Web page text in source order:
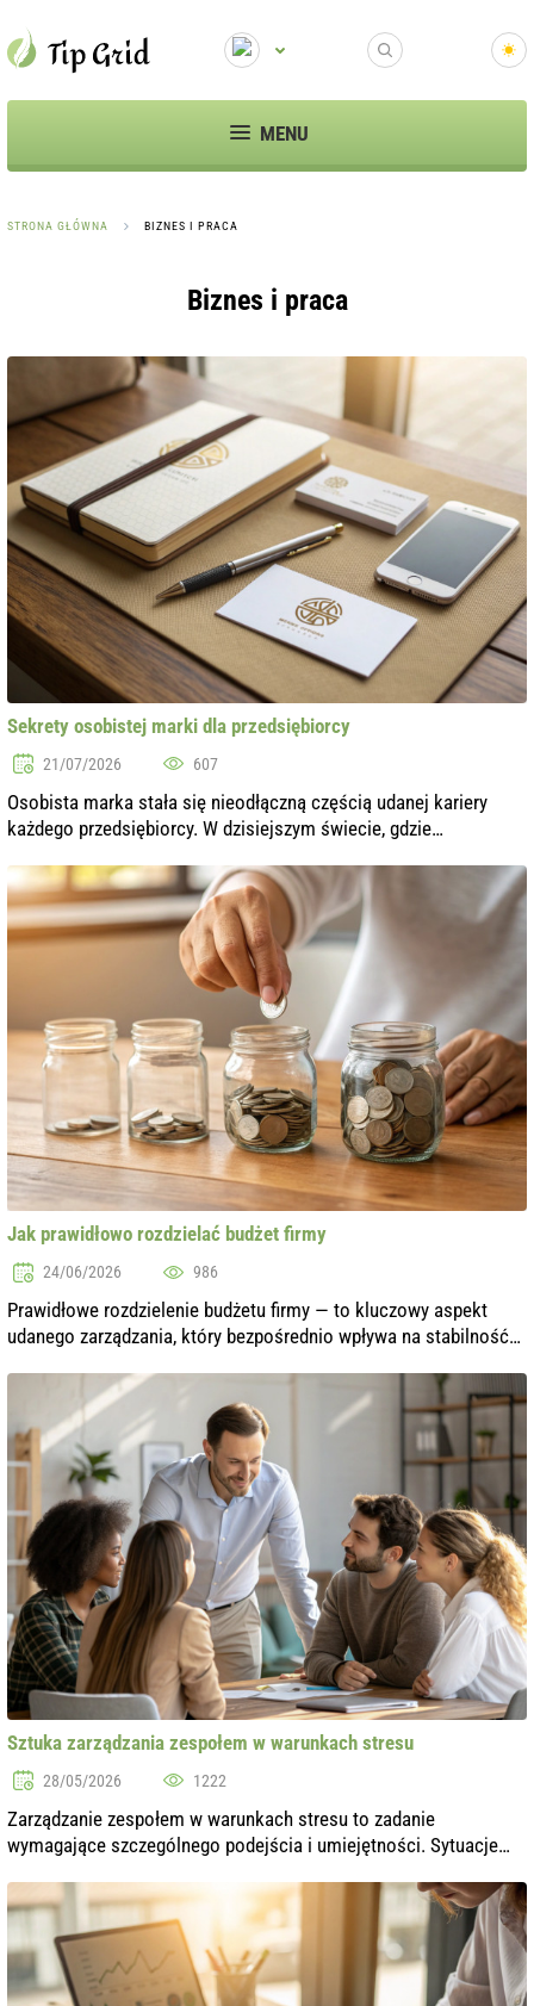
MENU
STRONA GŁÓWNA BIZNES I PRACA
Biznes i praca
Sekrety osobistej marki dla przedsiębiorcy
21/07/2026 607
Osobista marka stała się nieodłączną częścią udanej kariery
każdego przedsiębiorcy. W dzisiejszym świecie, gdzie
wizerunku i reputacji jest waż...
Jak prawidłowo rozdzielać budżet firmy
24/06/2026 986
Prawidłowe rozdzielenie budżetu firmy — to kluczowy aspekt
udanego zarządzania, który bezpośrednio wpływa na stabilność
niestabilnej gosp...
Sztuka zarządzania zespołem w warunkach stresu
28/05/2026 1222
Zarządzanie zespołem w warunkach stresu to zadanie
wymagające szczególnego podejścia i umiejętności. Sytuacje
firmie po zmiany w otoczeniu rynko...